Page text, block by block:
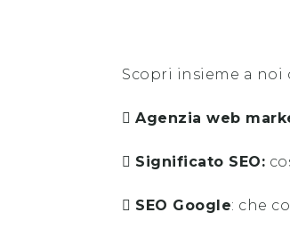
Scopri insieme a noi
Agenzia web
Significato SEO:
SEO Google: che